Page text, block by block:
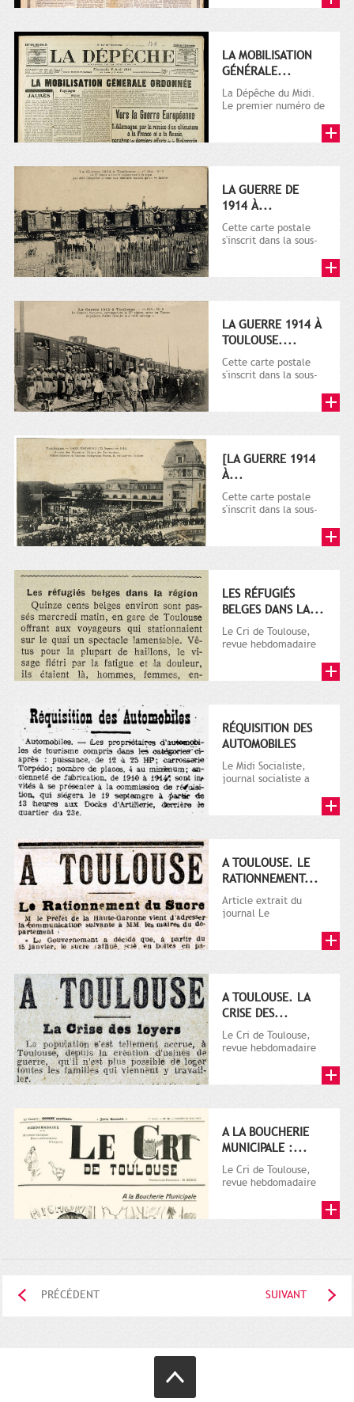
LA MOBILISATION
GÉNÉRALE...
La Dépêche du Midi.
Le premier numéro de
octobre...
LA GUERRE DE
1914 À...
Cette carte postale
s'inscrit dans la sous-
plusieurs milliers de...
LA GUERRE 1914 À
TOULOUSE....
Cette carte postale
s'inscrit dans la sous-
plusieurs milliers de...
[LA GUERRE 1914
À...
Cette carte postale
s'inscrit dans la sous-
plusieurs milliers de...
LES RÉFUGIÉS
BELGES DANS LA...
Le Cri de Toulouse,
revue hebdomadaire
puis...
RÉQUISITION DES
AUTOMOBILES
Le Midi Socialiste,
journal socialiste a
A TOULOUSE. LE
RATIONNEMENT...
Article extrait du
journal Le
A TOULOUSE. LA
CRISE DES...
Le Cri de Toulouse,
revue hebdomadaire
A LA BOUCHERIE
MUNICIPALE :...
Le Cri de Toulouse,
revue hebdomadaire
PRÉCÉDENT SUIVANT